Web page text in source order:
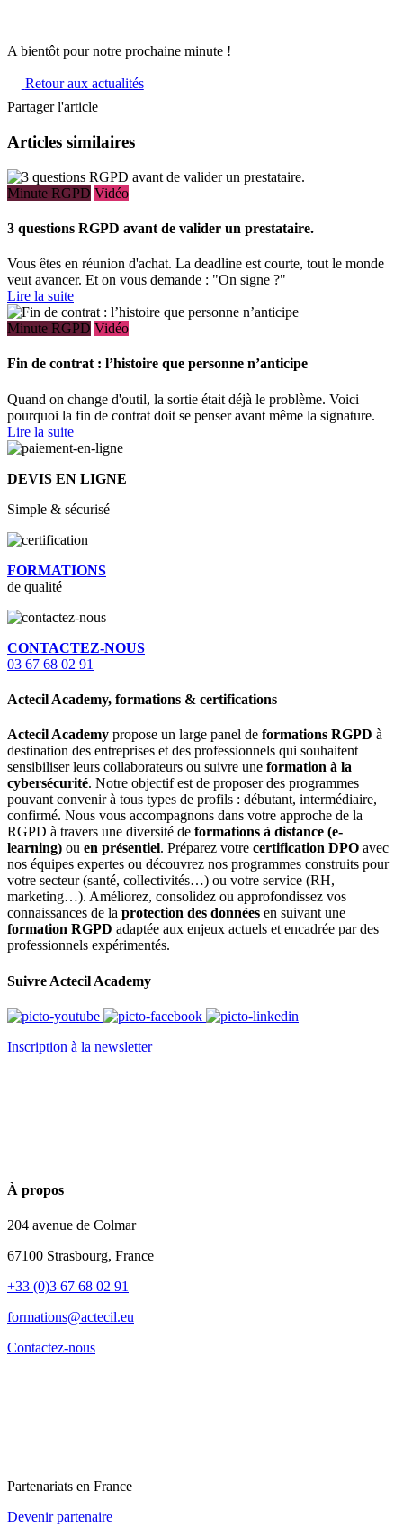
A bientôt pour notre prochaine minute !
Retour aux actualités
Partager l'article
Articles similaires
Minute RGPD Vidéo
3 questions RGPD avant de valider un prestataire.
Vous êtes en réunion d'achat. La deadline est courte, tout le monde
veut avancer. Et on vous demande : "On signe ?"
Lire la suite
Minute RGPD Vidéo
Fin de contrat : l’histoire que personne n’anticipe
Quand on change d'outil, la sortie était déjà le problème. Voici
pourquoi la fin de contrat doit se penser avant même la signature.
Lire la suite
DEVIS EN LIGNE
Simple & sécurisé
FORMATIONS
de qualité
CONTACTEZ-NOUS
03 67 68 02 91
Actecil Academy, formations & certifications
Actecil Academy propose un large panel de formations RGPD à
destination des entreprises et des professionnels qui souhaitent
sensibiliser leurs collaborateurs ou suivre une formation à la
cybersécurité. Notre objectif est de proposer des programmes
pouvant convenir à tous types de profils : débutant, intermédiaire,
confirmé. Nous vous accompagnons dans votre approche de la
RGPD à travers une diversité de formations à distance (e-
learning) ou en présentiel. Préparez votre certification DPO avec
nos équipes expertes ou découvrez nos programmes construits pour
votre secteur (santé, collectivités…) ou votre service (RH,
marketing…). Améliorez, consolidez ou approfondissez vos
connaissances de la protection des données en suivant une
formation RGPD adaptée aux enjeux actuels et encadrée par des
professionnels expérimentés.
Suivre Actecil Academy
Inscription à la newsletter
À propos
204 avenue de Colmar
67100 Strasbourg, France
+33 (0)3 67 68 02 91
formations@actecil.eu
Contactez-nous
Partenariats en France
Devenir partenaire